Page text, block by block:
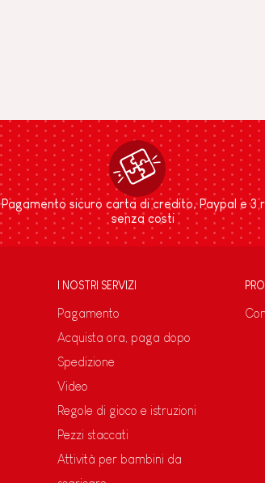
Pagamento sicuro carta di credito, Paypal e 3
senza costi
I NOSTRI SERVIZI
Pagamento
Acquista ora, paga dopo
Spedizione
Video
Regole di gioco e istruzioni
Pezzi staccati
Attività per bambini da